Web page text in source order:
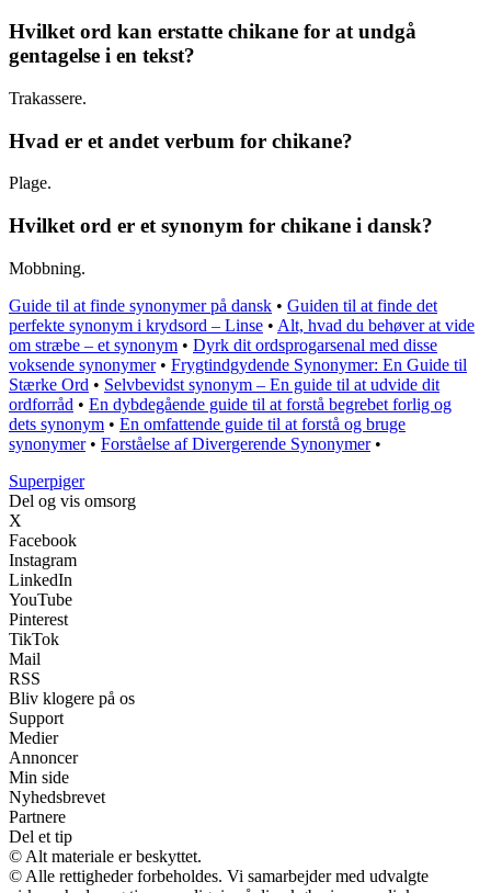
Hvilket ord kan erstatte chikane for at undgå
gentagelse i en tekst?
Trakassere.
Hvad er et andet verbum for chikane?
Plage.
Hvilket ord er et synonym for chikane i dansk?
Mobbning.
Guide til at finde synonymer på dansk • Guiden til at finde det
perfekte synonym i krydsord – Linse • Alt, hvad du behøver at vide
om stræbe – et synonym • Dyrk dit ordsprogarsenal med disse
voksende synonymer• Frygtindgydende Synonymer: En Guide til
Stærke Ord • Selvbevidst synonym – En guide til at udvide dit
ordforråd • En dybdegående guide til at forstå begrebet forlig og
dets synonym • En omfattende guide til at forstå og bruge
synonymer• Forståelse af Divergerende Synonymer•
Superpiger
Del og vis omsorg
X
Facebook
Instagram
LinkedIn
YouTube
Pinterest
TikTok
Mail
RSS
Bliv klogere på os
Support
Medier
Annoncer
Min side
Nyhedsbrevet
Partnere
Del et tip
© Alt materiale er beskyttet.
© Alle rettigheder forbeholdes. Vi samarbejder med udvalgte